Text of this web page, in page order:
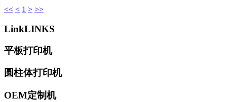
<< < 1 > >>
LinkLINKS
平板打印机
圆柱体打印机
OEM定制机